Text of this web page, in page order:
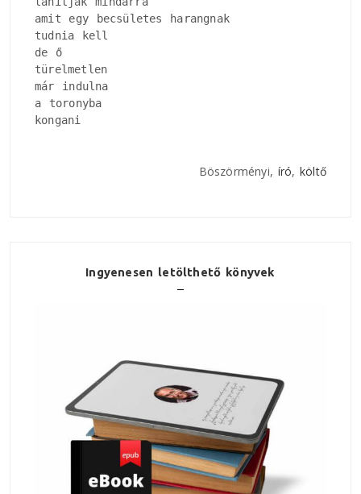
amit egy becsületes harangnak
tudnia kell
de ő
türelmetlen
már indulna
a toronyba
kongani
Böszörményi, író, költő
Ingyenesen letölthető könyvek